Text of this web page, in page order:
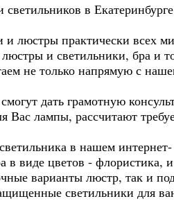
в
и люстры практически всех
и светильники, бра и
не только напрямую с
дать грамотную
Вас лампы, рассчитают
в нашем интернет-
в виде цветов - флористика, и
варианты люстр, так и
светильники для